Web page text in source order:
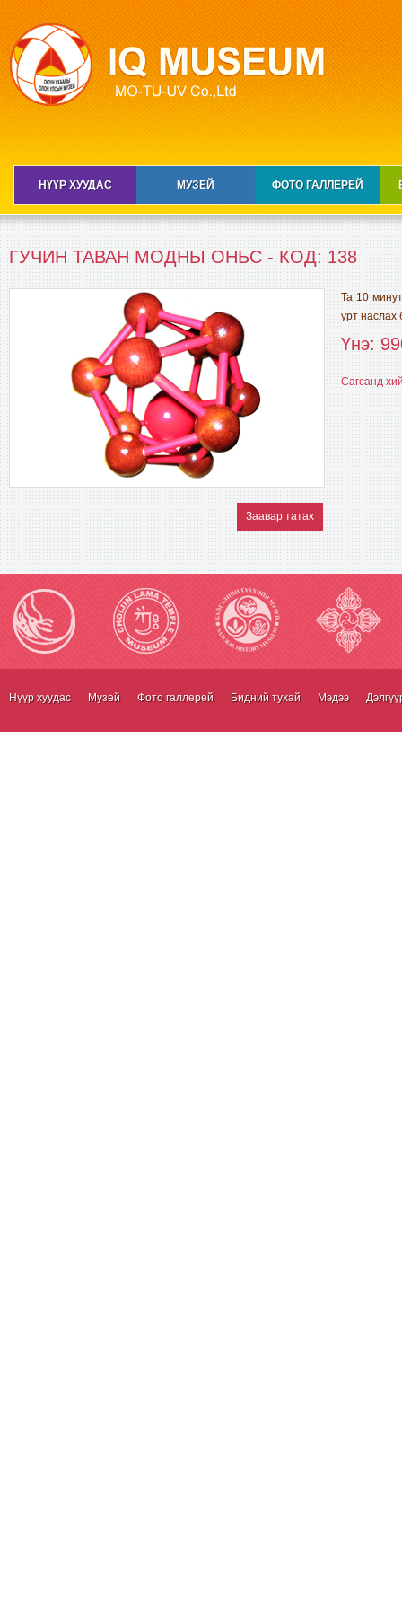
НҮҮР ХУУДАС МУЗЕЙ ФОТО ГАЛЛЕРЕЙ
ГУЧИН ТАВАН МОДНЫ ОНЬС - КОД: 138
Заавар татах
Та 10
урт наслах
Үнэ:
Сагсанд
Нүүр хуудас Музей Фото галлерей Бидний тухай Мэдээ